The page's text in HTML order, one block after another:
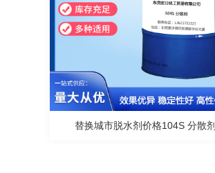
替换城市脱水剂价格104S 分散剂